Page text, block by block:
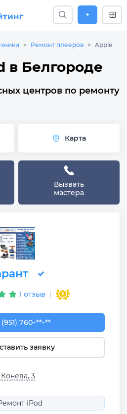
+
Ремонт плееров Apple
в Белгороде
центров по ремонту
Карта
Вызвать
мастера
1 отзыв
760-55-22
(951) 760-**-**
заявку
3
iPod